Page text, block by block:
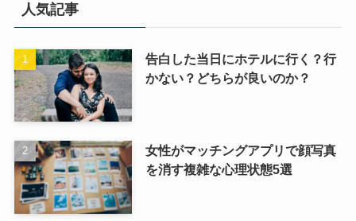
人気記事
告白した当日にホテルに行く？行
かない？どちらが良いのか？
女性がマッチングアプリで顔写真
を消す複雑な心理状態5選